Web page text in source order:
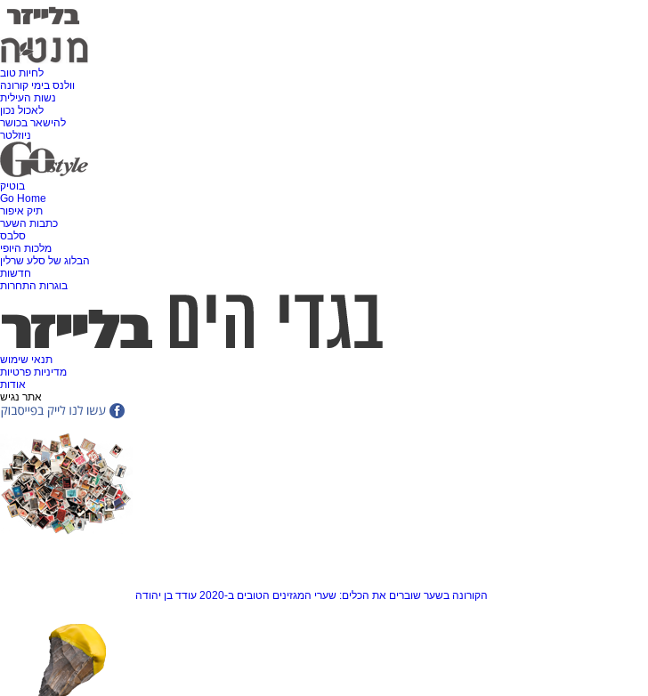
לחיות טוב
וולנס בימי קורונה
נשות העילית
לאכול נכון
להישאר בכושר
ניוזלטר
בוטיק
Go Home
תיק איפור
כתבות השער
סלבס
מלכות היופי
הבלוג של סלע שרלין
חדשות
בוגרות התחרות
תנאי שימוש
מדיניות פרטיות
אודות
אתר נגיש
הקורונה בשער שוברים את הכלים: שערי המגזינים הטובים ב-2020 עודד בן יהודה